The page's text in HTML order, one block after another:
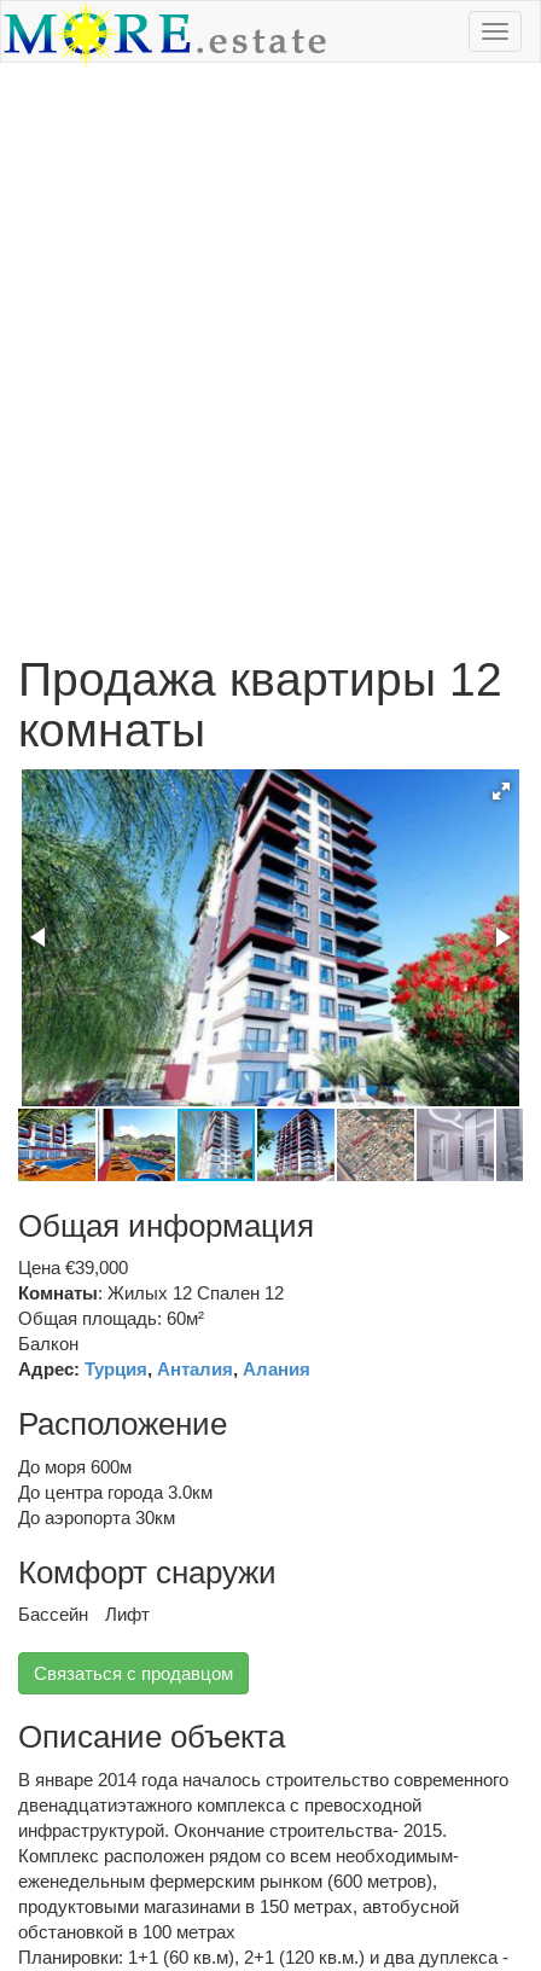
Продажа квартиры 12
комнаты
Общая информация
Цена €39,000
Комнаты: Жилых 12 Спален 12
Общая площадь: 60м²
Балкон
Адрес: Турция, Анталия, Алания
Расположение
До моря 600м
До центра города 3.0км
До аэропорта 30км
Комфорт снаружи
Бассейн Лифт
Связаться с продавцом
Описание объекта
В январе 2014 года началось строительство современного
двенадцатиэтажного комплекса с превосходной
инфраструктурой. Окончание строительства- 2015.
Комплекс расположен рядом со всем необходимым-
еженедельным фермерским рынком (600 метров),
продуктовыми магазинами в 150 метрах, автобусной
обстановкой в 100 метрах
Планировки: 1+1 (60 кв.м), 2+1 (120 кв.м.) и два дуплекса -